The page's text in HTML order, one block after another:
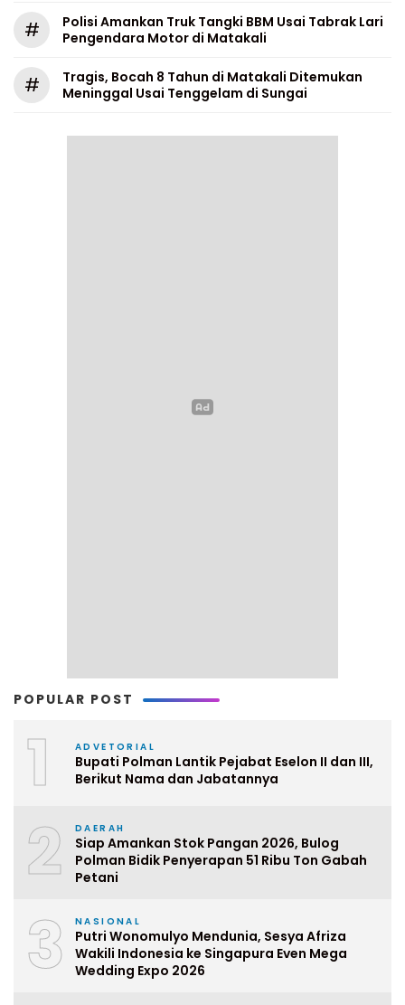
#
Polisi Amankan Truk Tangki BBM Usai Tabrak Lari
Pengendara Motor di Matakali
#
Tragis, Bocah 8 Tahun di Matakali Ditemukan
Meninggal Usai Tenggelam di Sungai
POPULAR POST
1 ADVETORIAL
Bupati Polman Lantik Pejabat Eselon II dan III,
Berikut Nama dan Jabatannya
2 DAERAH
Siap Amankan Stok Pangan 2026, Bulog
Polman Bidik Penyerapan 51 Ribu Ton Gabah
Petani
3 NASIONAL
Putri Wonomulyo Mendunia, Sesya Afriza
Wakili Indonesia ke Singapura Even Mega
Wedding Expo 2026